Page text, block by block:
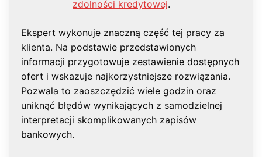
zdolności kredytowej.
Ekspert wykonuje znaczną część tej pracy za
klienta. Na podstawie przedstawionych
informacji przygotowuje zestawienie dostępnych
ofert i wskazuje najkorzystniejsze rozwiązania.
Pozwala to zaoszczędzić wiele godzin oraz
uniknąć błędów wynikających z samodzielnej
interpretacji skomplikowanych zapisów
bankowych.